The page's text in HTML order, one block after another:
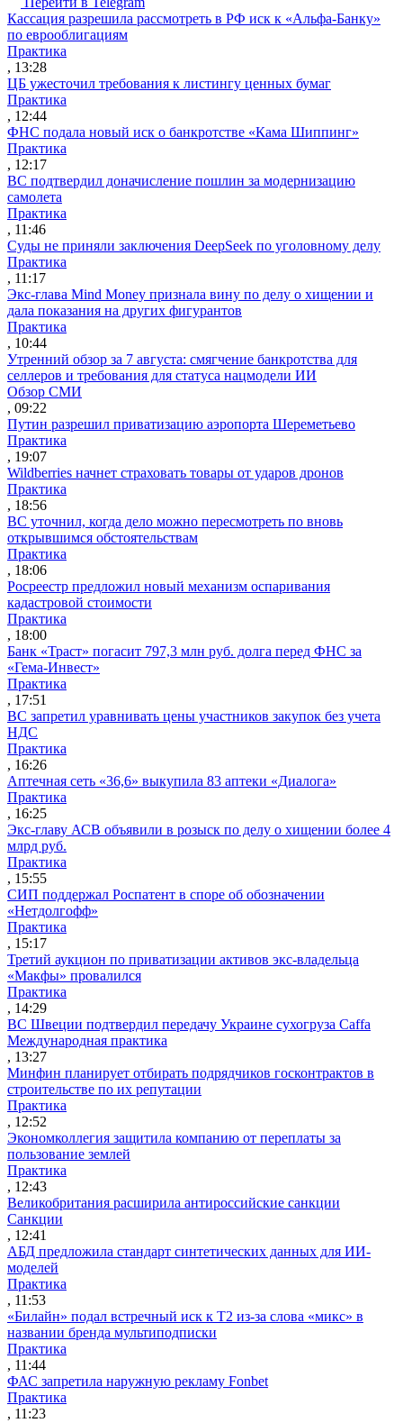
Кассация разрешила рассмотреть в РФ иск к «Альфа-Банку»
по еврооблигациям
Практика
, 13:28
ЦБ ужесточил требования к листингу ценных бумаг
Практика
, 12:44
ФНС подала новый иск о банкротстве «Кама Шиппинг»
Практика
, 12:17
ВС подтвердил доначисление пошлин за модернизацию
самолета
Практика
, 11:46
Суды не приняли заключения DeepSeek по уголовному делу
Практика
, 11:17
Экс-глава Mind Money признала вину по делу о хищении и
дала показания на других фигурантов
Практика
, 10:44
Утренний обзор за 7 августа: смягчение банкротства для
селлеров и требования для статуса нацмодели ИИ
Обзор СМИ
, 09:22
Путин разрешил приватизацию аэропорта Шереметьево
Практика
, 19:07
Wildberries начнет страховать товары от ударов дронов
Практика
, 18:56
ВС уточнил, когда дело можно пересмотреть по вновь
открывшимся обстоятельствам
Практика
, 18:06
Росреестр предложил новый механизм оспаривания
кадастровой стоимости
Практика
, 18:00
Банк «Траст» погасит 797,3 млн руб. долга перед ФНС за
«Гема-Инвест»
Практика
, 17:51
ВС запретил уравнивать цены участников закупок без учета
НДС
Практика
, 16:26
Аптечная сеть «36,6» выкупила 83 аптеки «Диалога»
Практика
, 16:25
Экс-главу АСВ объявили в розыск по делу о хищении более 4
млрд руб.
Практика
, 15:55
СИП поддержал Роспатент в споре об обозначении
«Нетдолгофф»
Практика
, 15:17
Третий аукцион по приватизации активов экс-владельца
«Макфы» провалился
Практика
, 14:29
ВС Швеции подтвердил передачу Украине сухогруза Caffa
Международная практика
, 13:27
Минфин планирует отбирать подрядчиков госконтрактов в
строительстве по их репутации
Практика
, 12:52
Экономколлегия защитила компанию от переплаты за
пользование землей
Практика
, 12:43
Великобритания расширила антироссийские санкции
Санкции
, 12:41
АБД предложила стандарт синтетических данных для ИИ-
моделей
Практика
, 11:53
«Билайн» подал встречный иск к Т2 из-за слова «микс» в
названии бренда мультиподписки
Практика
, 11:44
ФАС запретила наружную рекламу Fonbet
Практика
, 11:23